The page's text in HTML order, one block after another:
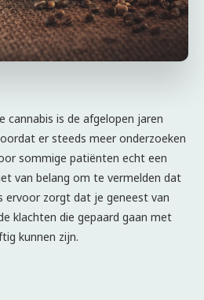
cannabis is de afgelopen jaren
er steeds meer onderzoeken
sommige patiënten echt een
van belang om te vermelden dat
ervoor zorgt dat je geneest van
klachten die gepaard gaan met
kunnen zijn.